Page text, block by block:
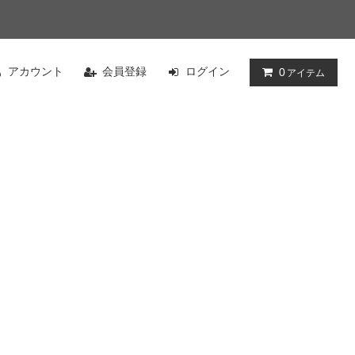
アカウント 会員登録 ログイン 0 アイテム